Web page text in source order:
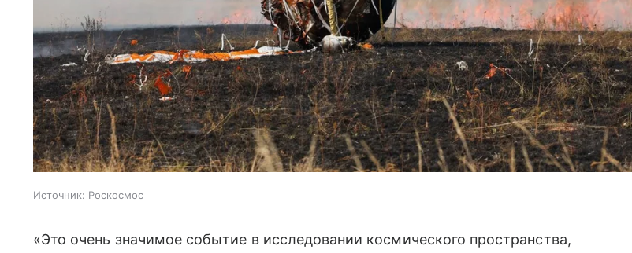
Источник: Роскосмос
«Это очень значимое событие в исследовании космического пространства,